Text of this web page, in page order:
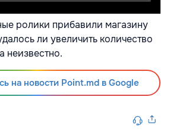
ролики прибавили магазину
ли увеличить количество
неизвестно.
на новости Point.md в Google